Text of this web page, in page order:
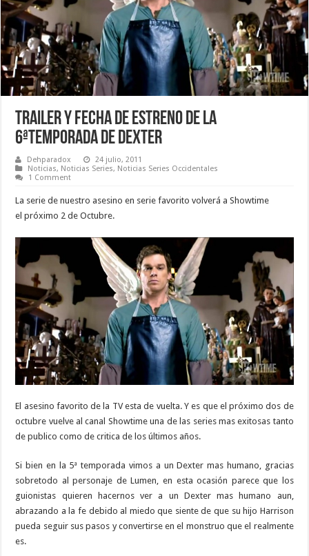
Trailer y fecha de estreno de la
6ªtemporada de Dexter
Dehparadox
24 julio, 2011
Noticias, Noticias Series, Noticias Series Occidentales
1 Comment
La serie de nuestro asesino en serie favorito volverá a Showtime
el próximo 2 de Octubre.
El asesino favorito de la TV esta de vuelta. Y es que el próximo dos de
octubre vuelve al canal Showtime una de las series mas exitosas tanto
de publico como de critica de los últimos años.
Si bien en la 5ª temporada vimos a un Dexter mas humano, gracias
sobretodo al personaje de Lumen, en esta ocasión parece que los
guionistas quieren hacernos ver a un Dexter mas humano aun,
abrazando a la fe debido al miedo que siente de que su hijo Harrison
pueda seguir sus pasos y convertirse en el monstruo que el realmente
es.